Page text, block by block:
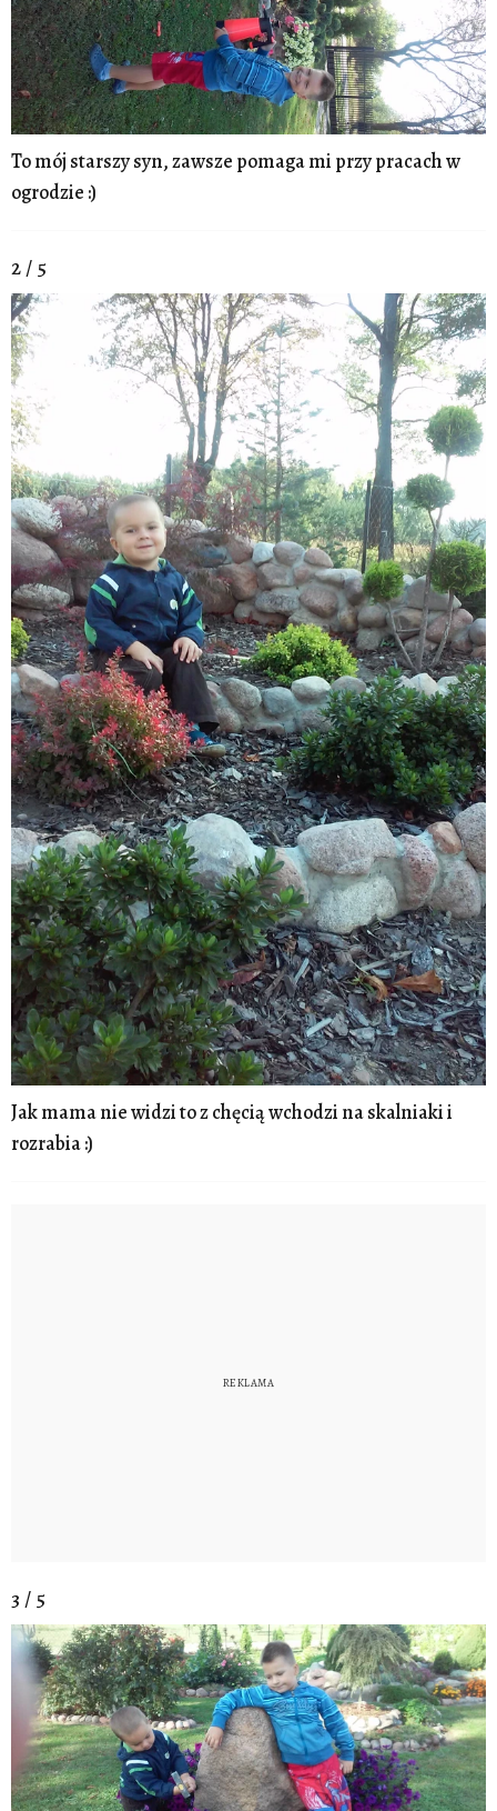
To mój starszy syn, zawsze pomaga mi przy pracach w
ogrodzie :)
2 / 5
Jak mama nie widzi to z chęcią wchodzi na skalniaki i
rozrabia :)
3 / 5